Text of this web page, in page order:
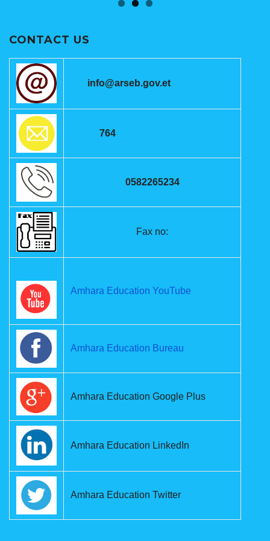
CONTACT US
info@arseb.gov.et
764
0582265234
Fax no:
Amhara Education YouTube
Amhara Education Bureau
Amhara Education Google Plus
Amhara Education LinkedIn
Amhara Education Twitter